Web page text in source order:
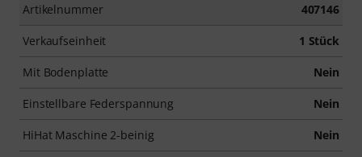
Artikelnummer 407146
Verkaufseinheit 1 Stück
Mit Bodenplatte Nein
Einstellbare Federspannung Nein
HiHat Maschine 2-beinig Nein